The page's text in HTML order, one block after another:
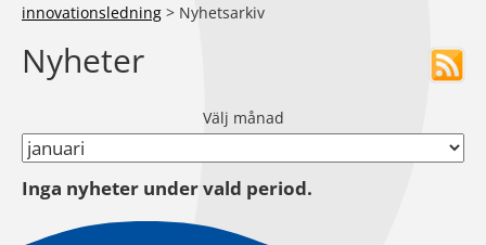
innovationsledning > Nyhetsarkiv
Nyheter
Välj månad
Inga nyheter under vald period.